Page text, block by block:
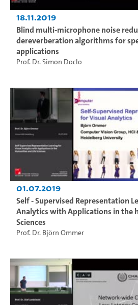
18.11.2019
Blind multi-microphone noise
dereverberation algorithms for
applications
Prof. Dr. Simon Doclo
01.07.2019
Self - Supervised Representation
Analytics with Applications in the
Sciences
Prof. Dr. Björn Ommer